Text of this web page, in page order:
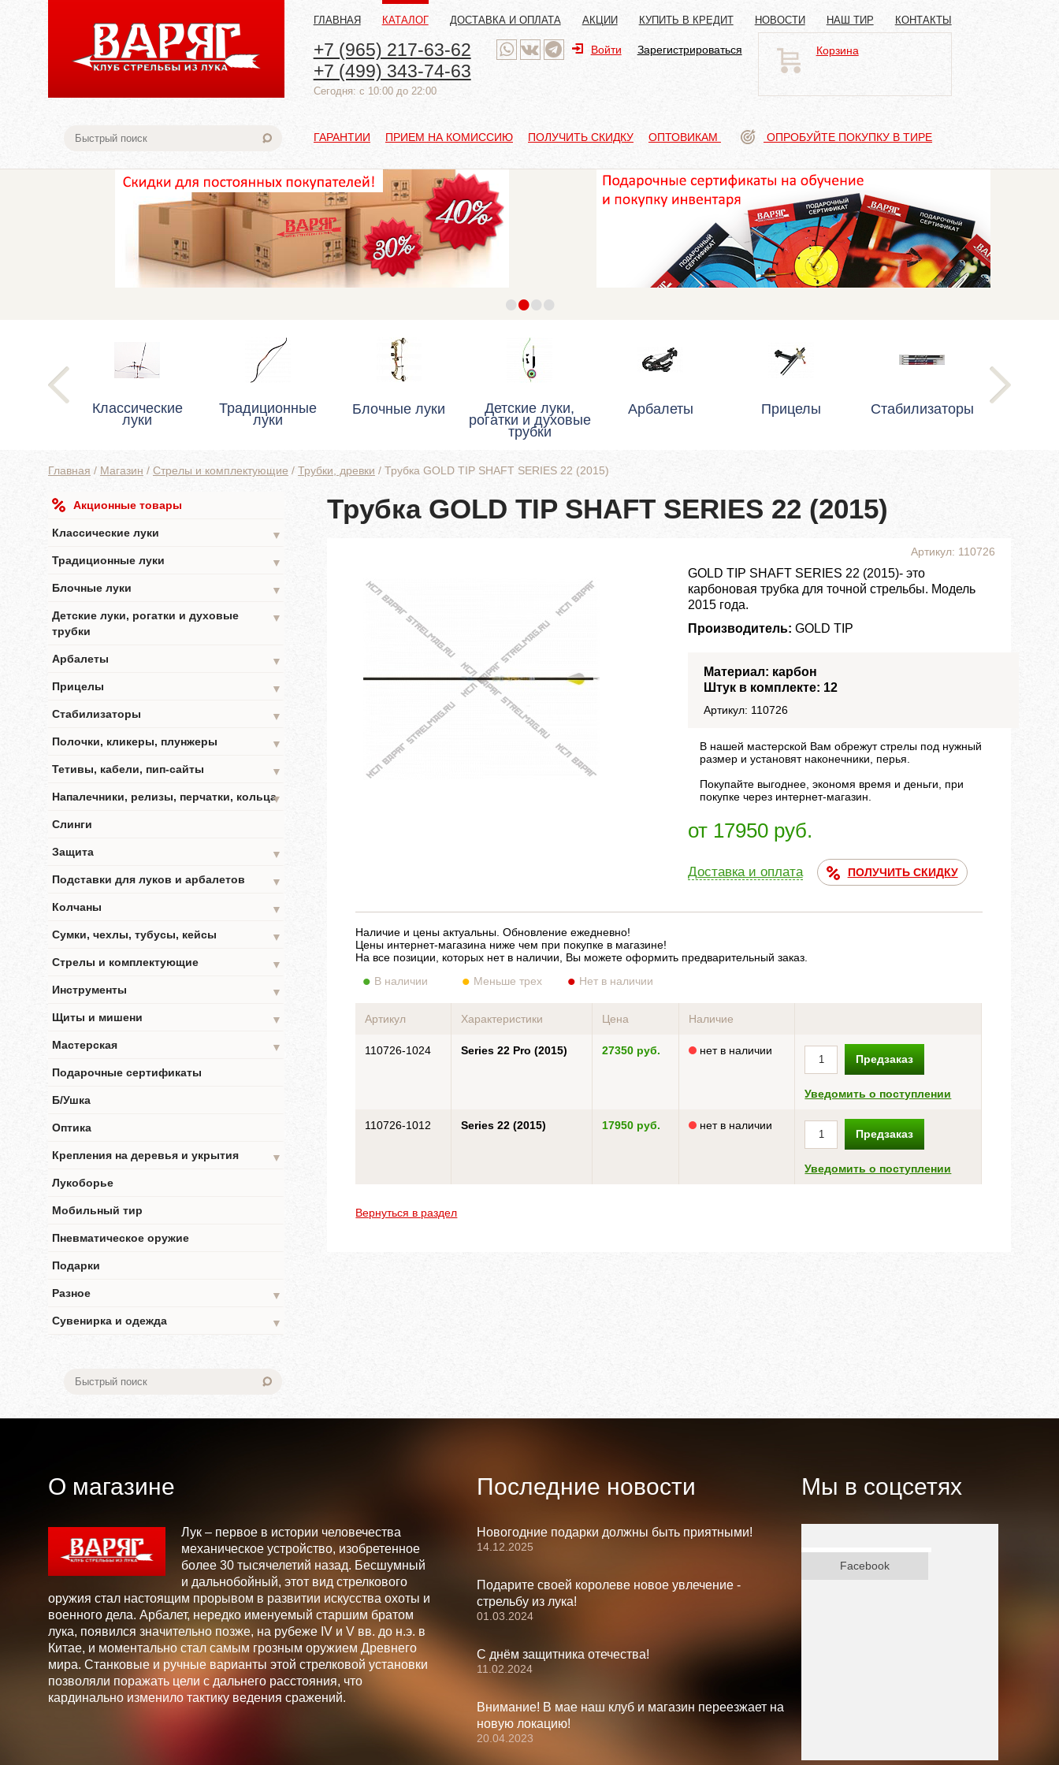
ГЛАВНАЯ КАТАЛОГ ДОСТАВКА И ОПЛАТА АКЦИИ КУПИТЬ В КРЕДИТ НОВОСТИ НАШ ТИР КОНТАКТЫ
+7 (965) 217-63-62
+7 (499) 343-74-63
Cегодня: с 10:00 до 22:00
Войти Зарегистрироваться Корзина
ГАРАНТИИ ПРИЕМ НА КОМИССИЮ ПОЛУЧИТЬ СКИДКУ ОПТОВИКАМ ОПРОБУЙТЕ ПОКУПКУ В ТИРЕ
••••
Классические
луки
Традиционные
луки
Блочные луки Детские луки,
рогатки и духовые
трубки
Арбалеты Прицелы Стабилизаторы
Главная / Магазин / Стрелы и комплектующие / Трубки, древки / Трубка GOLD TIP SHAFT SERIES 22 (2015)
Акционные товары
Классические луки
▼
Традиционные луки
▼
Блочные луки
▼
Детские луки, рогатки и духовые
трубки
▼
Арбалеты
▼
Прицелы
▼
Стабилизаторы
▼
Полочки, кликеры, плунжеры
▼
Тетивы, кабели, пип-сайты
▼
Напалечники, релизы, перчатки, кольца▼
Слинги
Защита
▼
Подставки для луков и арбалетов
▼
Колчаны
▼
Сумки, чехлы, тубусы, кейсы
▼
Стрелы и комплектующие
▼
Инструменты
▼
Щиты и мишени
▼
Мастерская
▼
Подарочные сертификаты
Б/Ушка
Оптика
Крепления на деревья и укрытия
▼
Лукоборье
Мобильный тир
Пневматическое оружие
Подарки
Разное
▼
Сувенирка и одежда
▼
Трубка GOLD TIP SHAFT SERIES 22 (2015)
Артикул: 110726
GOLD TIP SHAFT SERIES 22 (2015)- это
карбоновая трубка для точной стрельбы. Модель
2015 года.
Производитель: GOLD TIP
Материал: карбон
Штук в комплекте: 12
Артикул: 110726
В нашей мастерской Вам обрежут стрелы под нужный
размер и установят наконечники, перья.
Покупайте выгоднее, экономя время и деньги, при
покупке через интернет-магазин.
от 17950 руб.
Доставка и оплата ПОЛУЧИТЬ СКИДКУ
Наличие и цены актуальны. Обновление ежедневно!
Цены интернет-магазина ниже чем при покупке в магазине!
На все позиции, которых нет в наличии, Вы можете оформить предварительный заказ.
В наличии
Меньше трех Нет в наличии
Артикул Характеристики Цена Наличие
110726-1024 Series 22 Pro (2015) 27350 руб. нет в наличии
Предзаказ
Уведомить о поступлении
110726-1012 Series 22 (2015) 17950 руб. нет в наличии
Предзаказ
Уведомить о поступлении
Вернуться в раздел
О магазине
Лук – первое в истории человечества
механическое устройство, изобретенное
более 30 тысячелетий назад. Бесшумный
и дальнобойный, этот вид стрелкового
оружия стал настоящим прорывом в развитии искусства охоты и
военного дела. Арбалет, нередко именуемый старшим братом
лука, появился значительно позже, на рубеже IV и V вв. до н.э. в
Китае, и моментально стал самым грозным оружием Древнего
мира. Станковые и ручные варианты этой стрелковой установки
позволяли поражать цели с дальнего расстояния, что
кардинально изменило тактику ведения сражений.
Последние новости
Новогодние подарки должны быть приятными!
14.12.2025
Подарите своей королеве новое увлечение -
стрельбу из лука!
01.03.2024
С днём защитника отечества!
11.02.2024
Внимание! В мае наш клуб и магазин переезжает на
новую локацию!
20.04.2023
Мы в соцсетях
Facebook